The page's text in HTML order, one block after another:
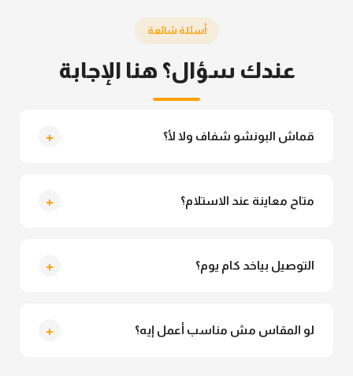
أسئلة شائعة
عندك سؤال؟ هنا الإجابة
قماش البونشو شفاف ولا لأ؟ +
متاح معاينة عند الاستلام؟ +
التوصيل بياخد كام يوم؟ +
لو المقاس مش مناسب أعمل إيه؟ +